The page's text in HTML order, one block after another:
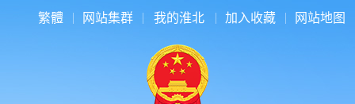
繁體 网站集群 我的淮北 加入收藏 网站地图